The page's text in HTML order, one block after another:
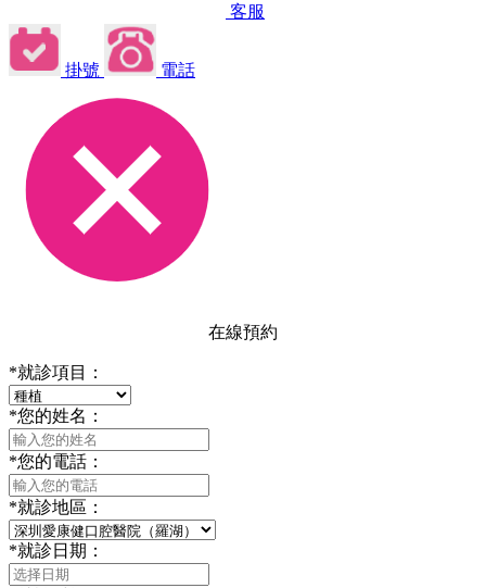
客服
掛號 電話
在線預約
*就診項目：
*您的姓名：
*您的電話：
*就診地區：
*就診日期：